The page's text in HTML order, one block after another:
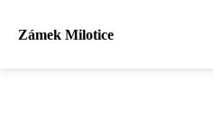
Zámek Milotice